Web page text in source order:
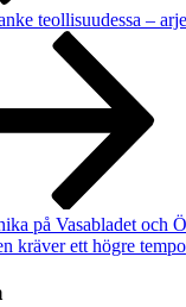
teollisuudessa –
på Vasabladet och
kräver ett högre tempo